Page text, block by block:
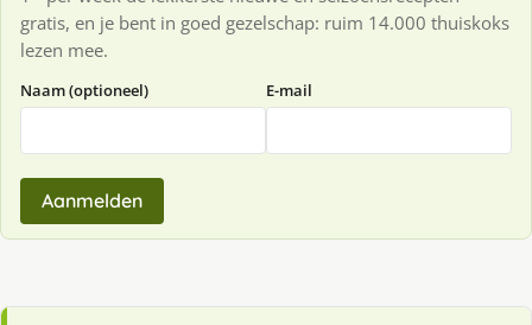
gratis, en je bent in goed gezelschap: ruim 14.000 thuiskoks
lezen mee.
Naam (optioneel) E-mail
Aanmelden